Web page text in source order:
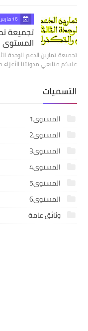
16 مارس 2024
تجميعة
المستوى
تجميعة تمارين الدعم الوحدة
عليكم متابعي مدونتنا
التسميات
المستوى1
المستوى2
المستوى3
المستوى4
المستوى5
المستوى6
وثائق عامة